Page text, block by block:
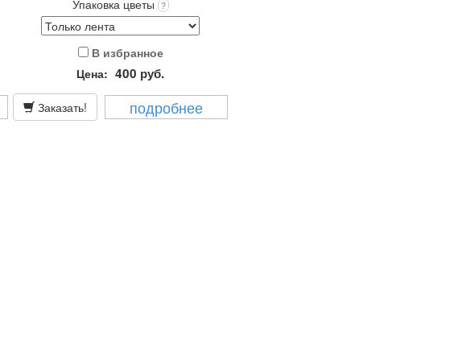
Упаковка цветы ?
В избранное
Цена: 400 руб.
Заказать! подробнее